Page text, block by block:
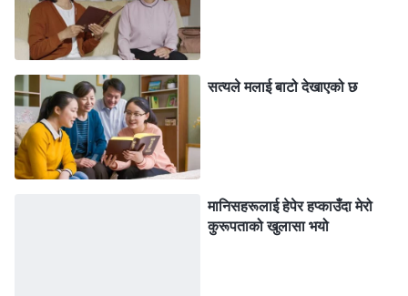
अर्को व्यक्तिले भनेको कुरा सत्यतासँग मेल खान्छ, तब तिनीहरूले
त्यसलाई स्वीकार गर्दैनन्, तिनीहरू आज्ञापालन गर्न सक्दैनन्, र
छु। यदि मैले यस पटक तिनीहरूको सुझाव सुनेँ भने, के तिनीहरू
मभन्दा श्रेष्ठ छन् जस्तो देखिँदैन र? अहँ, म यस मामिलामा तिनीहरूको
कुरा सुन्न सक्दिनँ। यो मेरो तरिकाले मात्रै गर्न सकिन्छ।’ त्यसपछि
तिनीहरूले अर्को व्यक्तिको दृष्टिकोणलाई खारेज गर्न एउटा न एउटा
कारण र बहाना भेट्टाउँछन्। जब तिनीहरूले आफूभन्दा राम्रो
सत्यले मलाई बाटो देखाएको छ
मानिसहरूलाई हेपेर हप्काउँदा मेरो
कुरूपताको खुलासा भयो